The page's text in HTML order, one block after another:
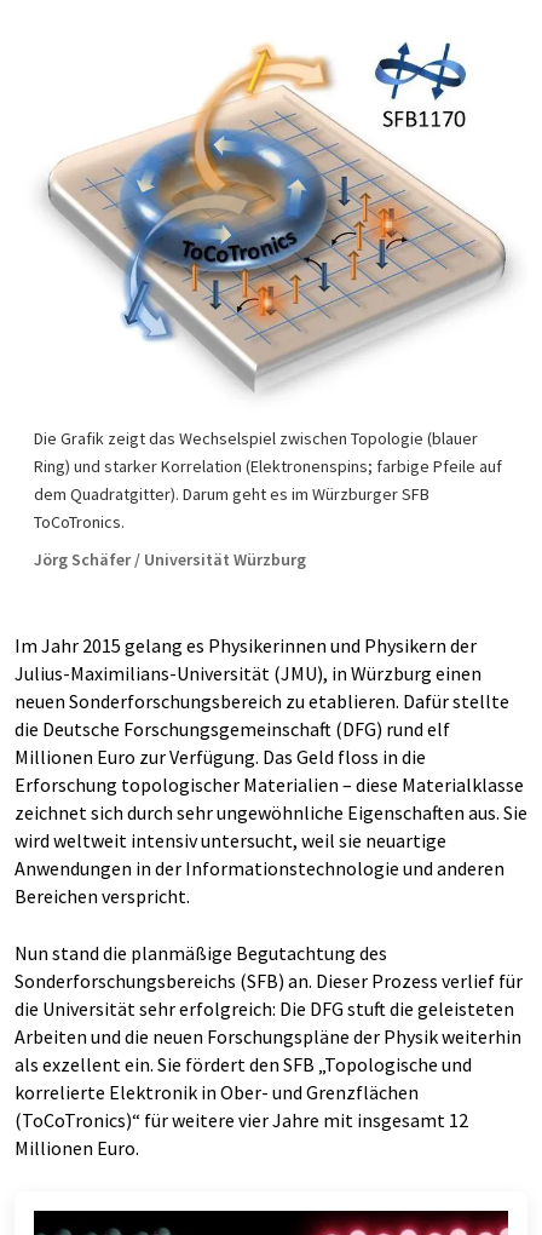
Die Grafik zeigt das Wechselspiel zwischen Topologie (blauer
Ring) und starker Korrelation (Elektronenspins; farbige Pfeile auf
dem Quadratgitter). Darum geht es im Würzburger SFB
ToCoTronics.
Jörg Schäfer / Universität Würzburg
Im Jahr 2015 gelang es Physikerinnen und Physikern der
Julius-Maximilians-Universität (JMU), in Würzburg einen
neuen Sonderforschungsbereich zu etablieren. Dafür stellte
die Deutsche Forschungsgemeinschaft (DFG) rund elf
Millionen Euro zur Verfügung. Das Geld floss in die
Erforschung topologischer Materialien – diese Materialklasse
zeichnet sich durch sehr ungewöhnliche Eigenschaften aus. Sie
wird weltweit intensiv untersucht, weil sie neuartige
Anwendungen in der Informationstechnologie und anderen
Bereichen verspricht.
Nun stand die planmäßige Begutachtung des
Sonderforschungsbereichs (SFB) an. Dieser Prozess verlief für
die Universität sehr erfolgreich: Die DFG stuft die geleisteten
Arbeiten und die neuen Forschungspläne der Physik weiterhin
als exzellent ein. Sie fördert den SFB „Topologische und
korrelierte Elektronik in Ober- und Grenzflächen
(ToCoTronics)“ für weitere vier Jahre mit insgesamt 12
Millionen Euro.